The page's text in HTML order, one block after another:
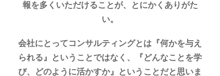
報を多くいただけることが、とにかくありがた
い。
会社にとってコンサルティングとは『何かを与え
られる』ということではなく、『どんなことを学
び、どのように活かすか』ということだと思いま